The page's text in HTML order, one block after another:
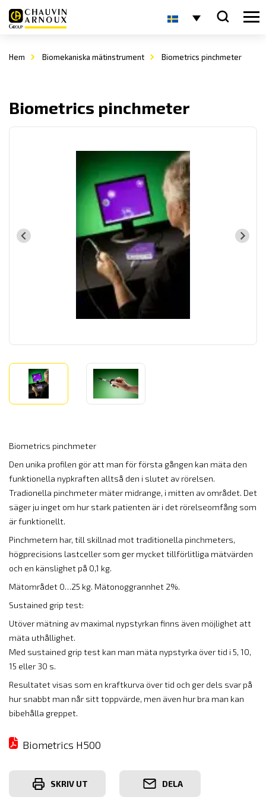
Hem Biomekaniska mätinstrument Biometrics pinchmeter
Biometrics pinchmeter
Biometrics pinchmeter
Den unika profilen gör att man för första gången kan mäta den
funktionella nypkraften alltså den i slutet av rörelsen.
Tradionella pinchmeter mäter midrange, i mitten av området. Det
säger ju inget om hur stark patienten är i det rörelseomfång som
är funktionellt.
Pinchmetern har, till skillnad mot traditionella pinchmeters,
högprecisions lastceller som ger mycket tillförlitliga mätvärden
och en känslighet på 0,1 kg.
Mätområdet 0…25 kg. Mätonoggrannhet 2%.
Sustained grip test:
Utöver mätning av maximal nypstyrkan finns även möjlighet att
mäta uthållighet.
Med sustained grip test kan man mäta nypstyrka över tid i 5, 10,
15 eller 30 s.
Resultatet visas som en kraftkurva över tid och ger dels svar på
hur snabbt man når sitt toppvärde, men även hur bra man kan
bibehålla greppet.
Biometrics H500
SKRIV UT DELA